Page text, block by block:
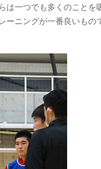
は一つでも多くのことを
ーニングが一番良いもの